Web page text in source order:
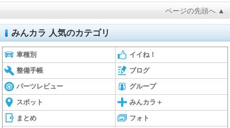
ページの先頭へ ▲
みんカラ 人気のカテゴリ
車種別 イイね！
整備手帳 ブログ
パーツレビュー グループ
スポット みんカラ＋
まとめ フォト